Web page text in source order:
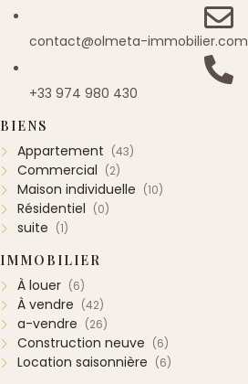
contact@olmeta-immobilier.com
+33 974 980 430
BIENS
Appartement (43)
Commercial (2)
Maison individuelle (10)
Résidentiel (0)
suite (1)
IMMOBILIER
À louer (6)
À vendre (42)
a-vendre (26)
Construction neuve (6)
Location saisonnière (6)